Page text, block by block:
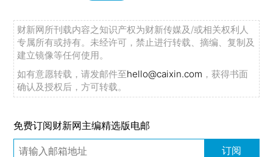
财新网所刊载内容之知识产权为财新传媒及/或相关权利人
专属所有或持有。未经许可，禁止进行转载、摘编、复制及
建立镜像等任何使用。
如有意愿转载，请发邮件至hello@caixin.com ，获得书面
确认及授权后，方可转载。
免费订阅财新网主编精选版电邮
订阅